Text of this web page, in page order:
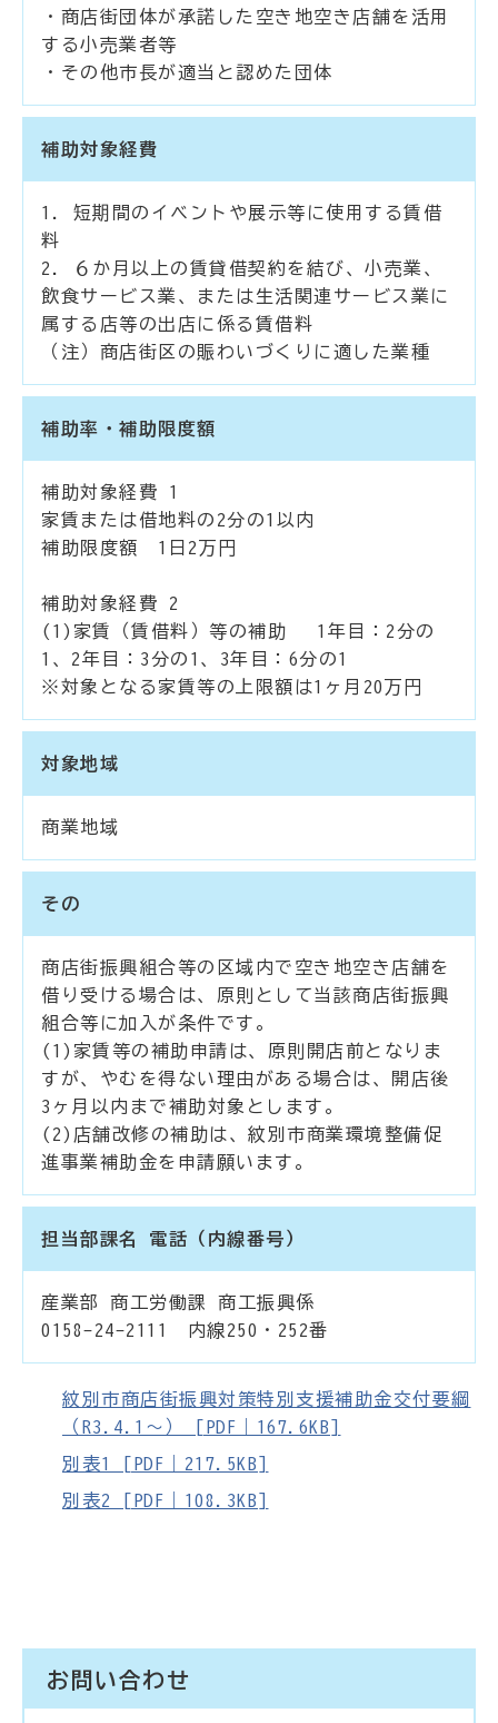
・商店街団体が承諾した空き地空き店舗を活用
する小売業者等
・その他市長が適当と認めた団体
補助対象経費
1. 短期間のイベントや展示等に使用する賃借
料
2. ６か月以上の賃貸借契約を結び、小売業、
飲食サービス業、または生活関連サービス業に
属する店等の出店に係る賃借料
（注）商店街区の賑わいづくりに適した業種
補助率・補助限度額
補助対象経費 1
家賃または借地料の2分の1以内
補助限度額 1日2万円
補助対象経費 2
(1)家賃（賃借料）等の補助 1年目：2分の
1、2年目：3分の1、3年目：6分の1
※対象となる家賃等の上限額は1ヶ月20万円
対象地域
商業地域
その
商店街振興組合等の区域内で空き地空き店舗を
借り受ける場合は、原則として当該商店街振興
組合等に加入が条件です。
(1)家賃等の補助申請は、原則開店前となりま
すが、やむを得ない理由がある場合は、開店後
3ヶ月以内まで補助対象とします。
(2)店舗改修の補助は、紋別市商業環境整備促
進事業補助金を申請願います。
担当部課名 電話（内線番号）
産業部 商工労働課 商工振興係
0158-24-2111 内線250・252番
紋別市商店街振興対策特別支援補助金交付要綱
（R3.4.1～） [PDF｜167.6KB]
別表1 [PDF｜217.5KB]
別表2 [PDF｜108.3KB]
お問い合わせ